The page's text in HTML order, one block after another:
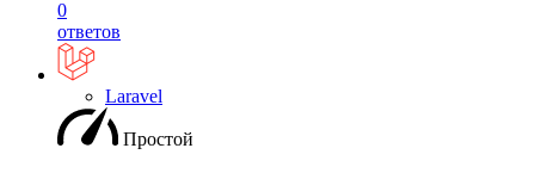
0
ответов
Laravel
Простой